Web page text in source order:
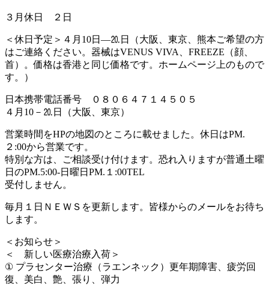
３月休日 ２日
＜休日予定＞４月10日―⒛日（大阪、東京、熊本ご希望の方
はご連絡ください。器械はVENUS VIVA、FREEZE（顔、
首）。価格は香港と同じ価格です。ホームページ上のもので
す。）
日本携帯電話番号 ０８０６４７１４５０５
４月10－⒛日（大阪、東京）
営業時間をHPの地図のところに載せました。休日はPM.
２:00から営業です。
特別な方は、ご相談受け付けます。恐れ入りますが普通土曜
日のPM.5:00-日曜日PM.１:00TEL
受付しません。
毎月１日ＮＥＷＳを更新します。皆様からのメールをお待ち
します。
＜お知らせ＞
＜ 新しい医療治療入荷＞
① プラセンター治療（ラエンネック）更年期障害、疲労回
復、美白、艶、張り、弾力